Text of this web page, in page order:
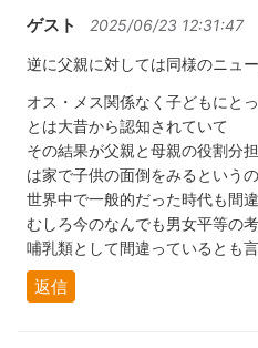
ゲスト 2025/06/23 12:31:47
逆に父親に対しては同様のニュ
オス・メス関係なく子どもにと
とは大昔から認知されていて
その結果が父親と母親の役割分
は家で子供の面倒をみるという
世界中で一般的だった時代も間
むしろ今のなんでも男女平等の
哺乳類として間違っているとも
返信